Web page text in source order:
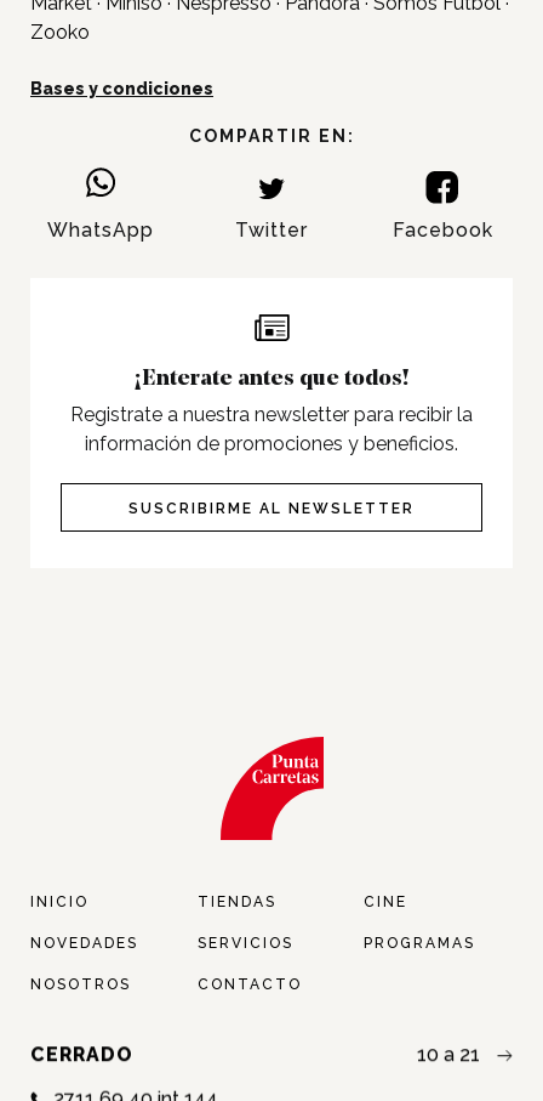
Servicios
Zooko
Bases y condiciones
¡Enterate antes que todos!
Registrate a nuestra newsletter para recibir la
información de promociones y beneficios.
SUSCRIBIRME AL NEWSLETTER
COMPARTIR EN:
WhatsApp Twitter Facebook
INICIO TIENDAS CINE
NOVEDADES SERVICIOS PROGRAMAS
NOSOTROS CONTACTO
CERRADO
10 a 21